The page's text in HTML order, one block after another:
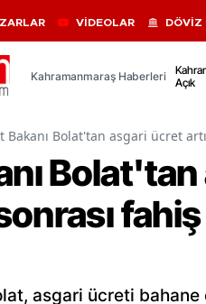
VİDEOLAR DÖVİZ
Kahramanmaraş Haberleri
Açık
Bakanı Bolat'tan asgari ücret
asgari ücreti